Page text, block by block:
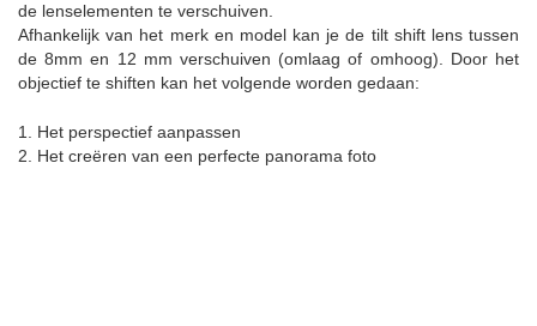
de lenselementen te verschuiven.
Afhankelijk van het merk en model kan je de tilt shift lens tussen
de 8mm en 12 mm verschuiven (omlaag of omhoog). Door het
objectief te shiften kan het volgende worden gedaan:
1. Het perspectief aanpassen
2. Het creëren van een perfecte panorama foto